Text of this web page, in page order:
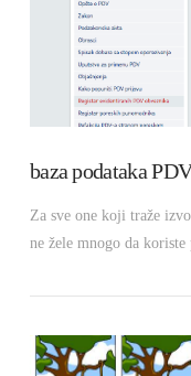
baza podataka
Za sve one koji traže
ne žele mnogo da